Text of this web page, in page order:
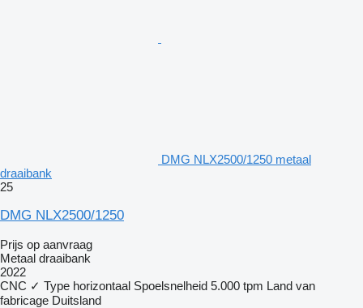
DMG NLX2500/1250 metaal
draaibank
25
DMG NLX2500/1250
Prijs op aanvraag
Metaal draaibank
2022
CNC ✓ Type horizontaal Spoelsnelheid 5.000 tpm Land van
fabricage Duitsland